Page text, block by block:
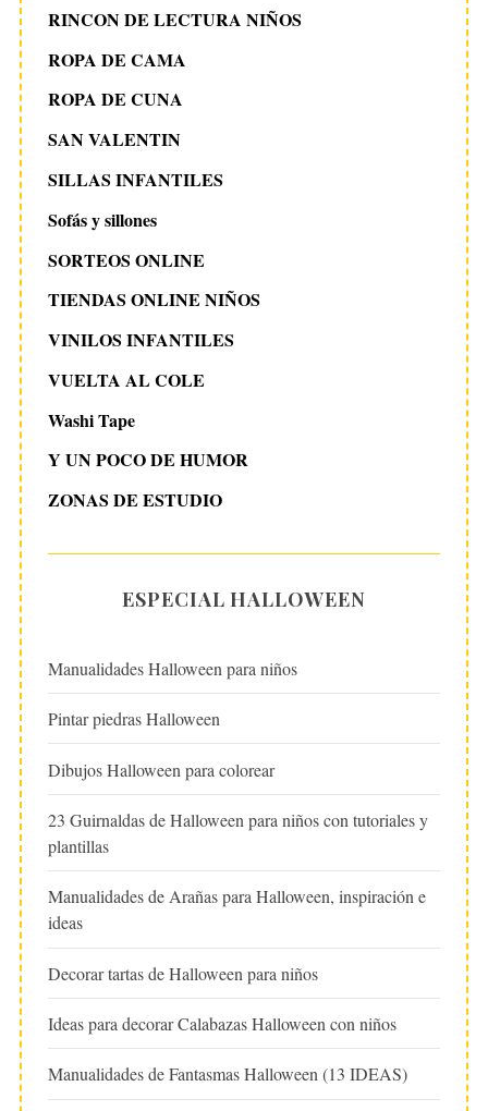
RINCON DE LECTURA NIÑOS
ROPA DE CAMA
ROPA DE CUNA
SAN VALENTIN
SILLAS INFANTILES
Sofás y sillones
SORTEOS ONLINE
TIENDAS ONLINE NIÑOS
VINILOS INFANTILES
VUELTA AL COLE
Washi Tape
Y UN POCO DE HUMOR
ZONAS DE ESTUDIO
ESPECIAL HALLOWEEN
Manualidades Halloween para niños
Pintar piedras Halloween
Dibujos Halloween para colorear
23 Guirnaldas de Halloween para niños con tutoriales y
plantillas
Manualidades de Arañas para Halloween, inspiración e
ideas
Decorar tartas de Halloween para niños
Ideas para decorar Calabazas Halloween con niños
Manualidades de Fantasmas Halloween (13 IDEAS)